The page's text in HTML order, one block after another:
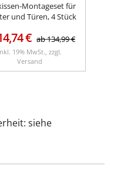
Montageset für
und Türen, 4 Stück
€ ab134,99€
19% MwSt., zzgl.
Versand
siehe